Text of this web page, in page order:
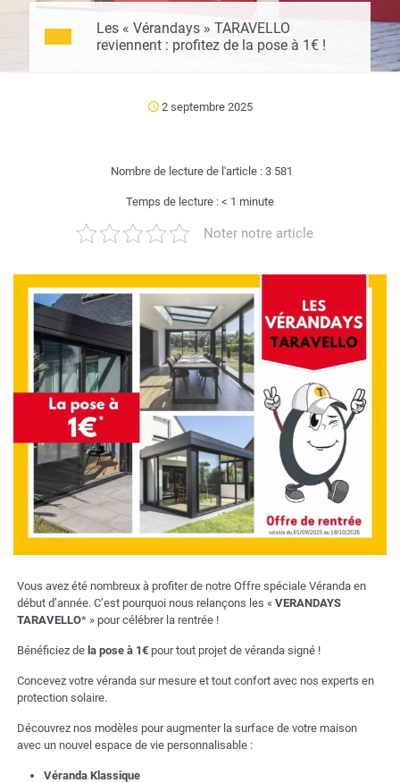
Les « Vérandays » TARAVELLO
reviennent : profitez de la pose à 1€ !
2 septembre 2025
Nombre de lecture de l'article : 3 581
Temps de lecture : < 1 minute
Noter notre article
Vous avez été nombreux à profiter de notre Offre spéciale Véranda en
début d’année. C’est pourquoi nous relançons les «VERANDAYS
TARAVELLO* » pour célébrer la rentrée !
Bénéficiez de la pose à 1€ pour tout projet de véranda signé !
Concevez votre véranda sur mesure et tout confort avec nos experts en
protection solaire.
Découvrez nos modèles pour augmenter la surface de votre maison
avec un nouvel espace de vie personnalisable :
Véranda Klassique